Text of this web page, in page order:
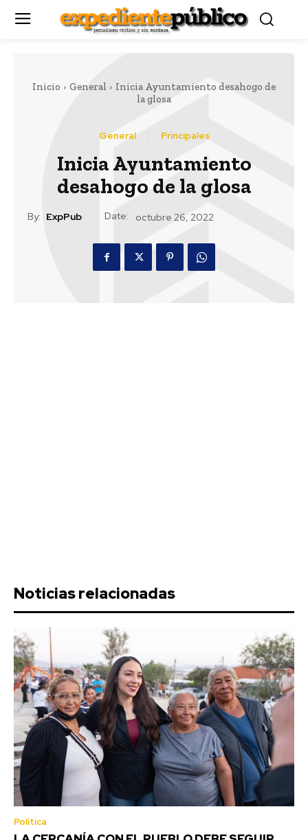
Inicio General
Inicia Ayuntamiento desahogo de
la glosa
General Principales
Inicia Ayuntamiento
desahogo de la glosa
By: ExpPub Date: octubre 26, 2022
Noticias relacionadas
Política